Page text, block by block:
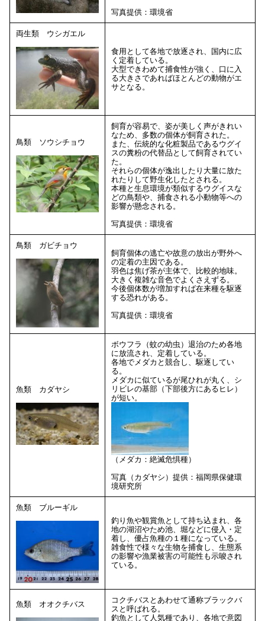
写真提供：環境省
両生類 ウシガエル
食用として各地で放逐され、国内に広
く定着している。
大型できわめて捕食性が強く、口に入
る大きさであればほとんどの動物がエ
サとなる。
鳥類 ソウシチョウ
飼育が容易で、姿が美しく声がきれい
なため、多数の個体が飼育された。
また、伝統的な化粧製品であるウグイ
スの糞粉の代替品として飼育されてい
た。
それらの個体が逸出したり大量に放た
れたりして野生化したとされる。
本種と生息環境が類似するウグイスな
どの鳥類や、捕食される小動物等への
影響が懸念される。
写真提供：環境省
鳥類 ガビチョウ
飼育個体の逃亡や故意の放出が野外へ
の定着の主因である。
羽色は焦げ茶が主体で、比較的地味。
大きく複雑な音色でよくさえずる。
今後個体数が増加すれば在来種を駆逐
する恐れがある。
写真提供：環境省
魚類 カダヤシ
ボウフラ（蚊の幼虫）退治のため各地
に放流され、定着している。
各地でメダカと競合し、駆逐してい
る。
メダカに似ているが尾ひれが丸く、シ
リビレの基部（下部後方にあるヒレ）
が短い。
（メダカ：絶滅危惧種）
写真（カダヤシ）提供：福岡県保健環
境研究所
魚類 ブルーギル
釣り魚や観賞魚として持ち込まれ、各
地の湖沼やため池、堀などに侵入・定
着し、優占魚種の１種になっている。
雑食性で様々な生物を捕食し、生態系
の影響や漁業被害の可能性も示唆され
ている。
魚類 オオクチバス
コクチバスとあわせて通称ブラックバ
スと呼ばれる。
釣魚として人気種であり、各地で意図